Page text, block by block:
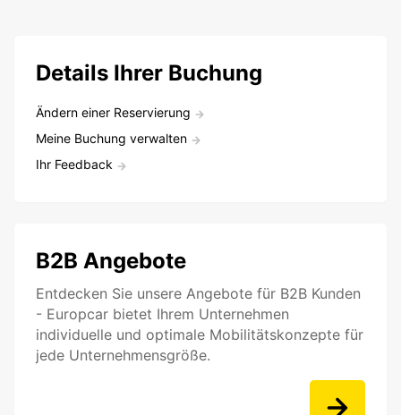
Details Ihrer Buchung
Ändern einer Reservierung
Meine Buchung verwalten
Ihr Feedback
B2B Angebote
Entdecken Sie unsere Angebote für B2B Kunden
- Europcar bietet Ihrem Unternehmen
individuelle und optimale Mobilitätskonzepte für
jede Unternehmensgröße.